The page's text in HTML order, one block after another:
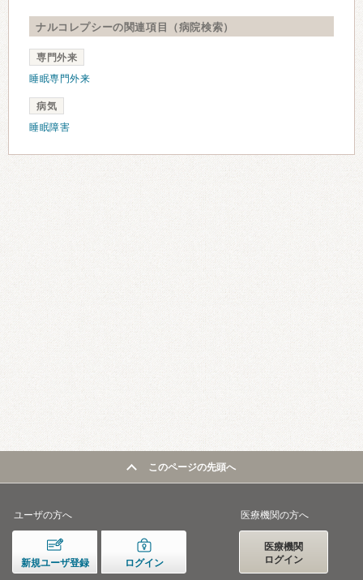
ナルコレプシーの関連項目（病院検索）
専門外来
睡眠専門外来
病気
睡眠障害
このページの先頭へ
ユーザの方へ
新規ユーザ登録 ログイン
医療機関の方へ
医療機関
ログイン